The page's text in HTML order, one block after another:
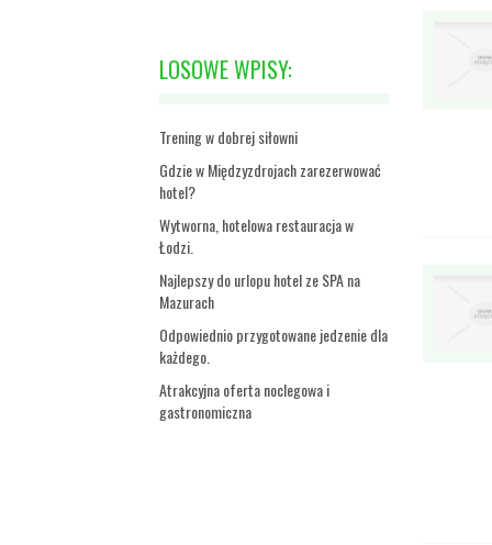
LOSOWE WPISY:
Trening w dobrej siłowni
Gdzie w Międzyzdrojach zarezerwować
hotel?
Wytworna, hotelowa restauracja w
Łodzi.
Najlepszy do urlopu hotel ze SPA na
Mazurach
Odpowiednio przygotowane jedzenie dla
każdego.
Atrakcyjna oferta noclegowa i
gastronomiczna